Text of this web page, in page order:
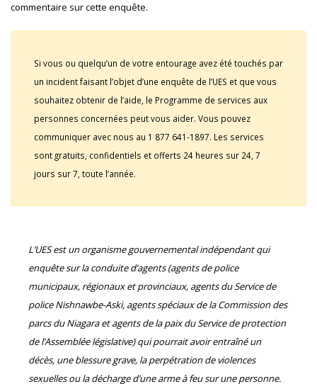
commentaire sur cette enquête.
Si vous ou quelqu’un de votre entourage avez été touchés par
un incident faisant l’objet d’une enquête de l’UES et que vous
souhaitez obtenir de l’aide, le Programme de services aux
personnes concernées peut vous aider. Vous pouvez
communiquer avec nous au 1 877 641-1897. Les services
sont gratuits, confidentiels et offerts 24 heures sur 24, 7
jours sur 7, toute l’année.
L’UES est un organisme gouvernemental indépendant qui
enquête sur la conduite d’agents (agents de police
municipaux, régionaux et provinciaux, agents du Service de
police Nishnawbe-Aski, agents spéciaux de la Commission des
parcs du Niagara et agents de la paix du Service de protection
de l’Assemblée législative) qui pourrait avoir entraîné un
décès, une blessure grave, la perpétration de violences
sexuelles ou la décharge d’une arme à feu sur une personne.